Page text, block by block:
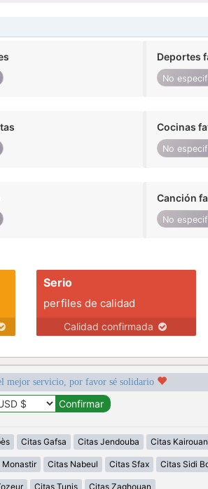
Deportes
No
Cocinas
No
Canción
No
Serio
perfiles de calidad
Calidad confirmada
mejor servicio, por favor sé solidario
Citas Gafsa Citas Jendouba Citas Kairouan
Monastir Citas Nabeul Citas Sfax Citas Sidi
Citas Tunis Citas Zaghouan